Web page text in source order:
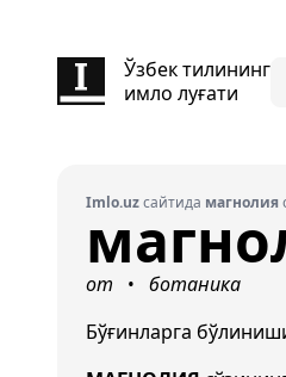
Ўзбек тилининг
имло луғати
Imlo.uzсайтида магнолия
от •
ботаника
Бўғинларга